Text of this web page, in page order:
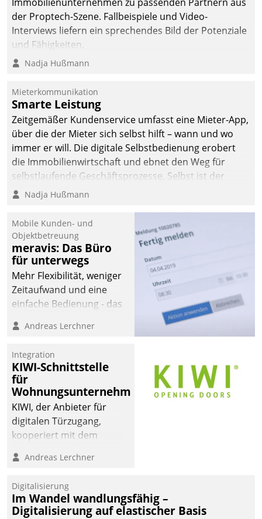
der Proptech-Szene. Fallbeispiele und Video-
Interviews liefern ein sprechendes Bild der Potenziale
und Fähigkeiten.
Nadja Hußmann
Mieterkommunikation
Smarte Leistung
Zeitgemäßer Kundenservice umfasst eine Mieter-App,
über die der Mieter sich selbst hilft – wann und wo
immer er will. Die digitale Selbstbedienung erobert
die Immobilienwirtschaft und ebnet den Weg für
selbstlaufende Geschäftsprozesse. Selbst ist der
Kunde und smart der Serviceanbieter.
Nadja Hußmann
Mobile Kunden- und
Objektbetreuung
meravis: Das Büro
für unterwegs
Mehr Flexibilität, weniger
Zeitaufwand und eine
einfache Bedienung - das
Cockpit für mobile
Datatrain. Die meravis
Wohnungsbau- und
Immobilien GmbH hat
sich dabei für den Betrieb
der Lösung über die SAP
Cloud Platform
Unternehmen am
Andreas Lerchner
Integration
KIWI-Schnittstelle
für
Wohnungsunternehmen
KIWI, der Anbieter für
digitalen Türzugang,
kooperiert mit dem
Softwareentwicklungshaus
Andreas Lerchner
Digitalisierung
Im Wandel wandlungsfähig –
Digitalisierung auf elastischer Basis